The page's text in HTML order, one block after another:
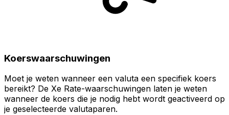
Koerswaarschuwingen
Moet je weten wanneer een valuta een specifiek koers
bereikt? De Xe Rate-waarschuwingen laten je weten
wanneer de koers die je nodig hebt wordt geactiveerd op
je geselecteerde valutaparen.